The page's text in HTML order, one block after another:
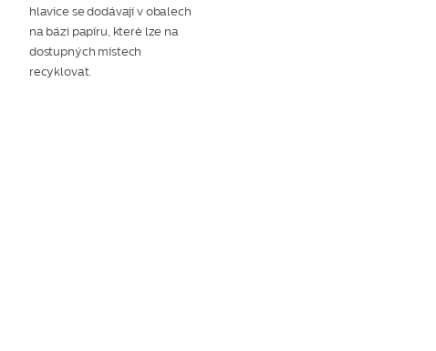
hlavice se dodávají v obalech
na bázi papíru, které lze na
dostupných místech
recyklovat.